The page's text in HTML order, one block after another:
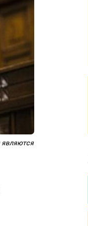
являются